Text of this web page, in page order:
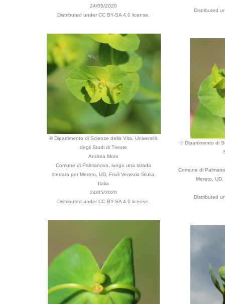
24/05/2020
Distributed under CC BY-SA 4.0 license.
Distributed
© Dipartimento di Scienze della Vita, Università
degli Studi di Trieste
Andrea Moro
Comune di Palmanova, lungo una strada
sterrata per Mereto, UD, Friuli Venezia Giulia,
Italia
24/05/2020
Distributed under CC BY-SA 4.0 license.
© Dipartimento di
Comune di
Mereto,
Distributed